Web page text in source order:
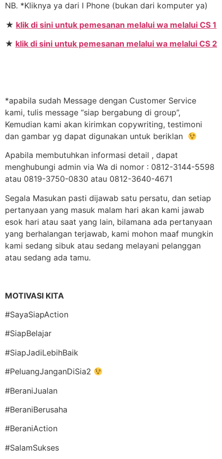
NB. *Kliknya ya dari I Phone (bukan dari komputer ya)
★ klik di sini untuk pemesanan melalui wa melalui CS 1
★ klik di sini untuk pemesanan melalui wa melalui CS 2
*apabila sudah Message dengan Customer Service
kami, tulis message “siap bergabung di group”,
Kemudian kami akan kirimkan copywriting, testimoni
dan gambar yg dapat digunakan untuk beriklan
Apabila membutuhkan informasi detail , dapat
menghubungi admin via Wa di nomor : 0812-3144-5598
atau 0819-3750-0830 atau 0812-3640-4671
Segala Masukan pasti dijawab satu persatu, dan setiap
pertanyaan yang masuk malam hari akan kami jawab
esok hari atau saat yang lain, bilamana ada pertanyaan
yang berhalangan terjawab, kami mohon maaf mungkin
kami sedang sibuk atau sedang melayani pelanggan
atau sedang ada tamu.
MOTIVASI KITA
#SayaSiapAction
#SiapBelajar
#SiapJadiLebihBaik
#PeluangJanganDiSia2
#BeraniJualan
#BeraniBerusaha
#BeraniAction
#SalamSukses